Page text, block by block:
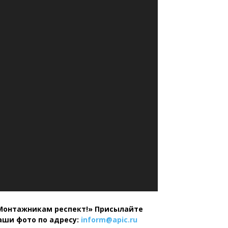
респект!» Присылайте
фото по адресу: inform@apic.ru